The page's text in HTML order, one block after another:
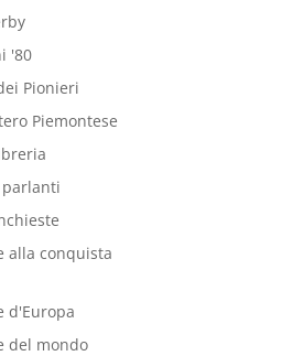
'80
Pionieri
Piemontese
alla conquista
d'Europa
del mondo